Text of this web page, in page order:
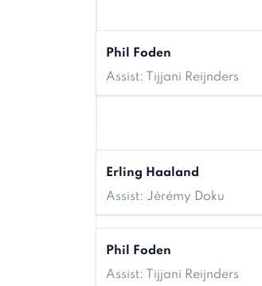
Phil Foden
Assist: Tijjani Reijnders
Erling Haaland
Assist: Jérémy Doku
Phil Foden
Assist: Tijjani Reijnders